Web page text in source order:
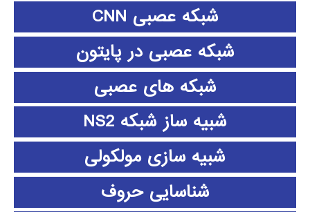
شبکه عصبی CNN
شبکه عصبی در پایتون
شبکه های عصبی
شبیه ساز شبکه NS2
شبیه سازی مولکولی
شناسایی حروف